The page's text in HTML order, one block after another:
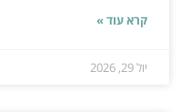
קרא עוד »
יול 29, 2026